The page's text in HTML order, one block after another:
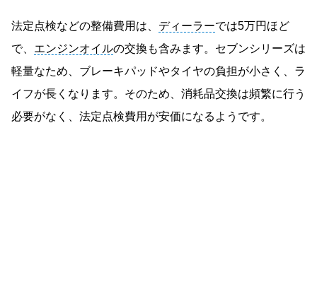
法定点検などの整備費用は、 ディーラーでは5万円ほど
で、 エンジンオイルの交換も含みます。セブンシリーズは
軽量なため、ブレーキパッドやタイヤの負担が小さく、ラ
イフが長くなります。そのため、消耗品交換は頻繁に行う
必要がなく、法定点検費用が安価になるようです。